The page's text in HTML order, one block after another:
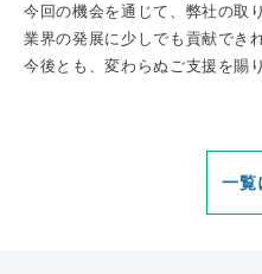
今回の機会を通じて、弊社の取
業界の発展に少しでも貢献でき
今後とも、変わらぬご支援を賜
一覧